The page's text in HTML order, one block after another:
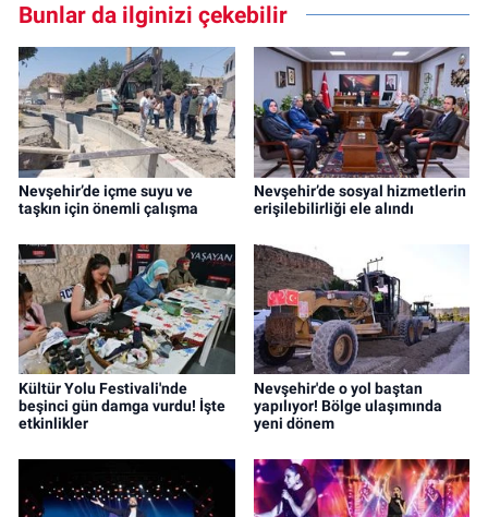
Bunlar da ilginizi çekebilir
Nevşehir’de içme suyu ve
taşkın için önemli çalışma
Nevşehir’de sosyal hizmetlerin
erişilebilirliği ele alındı
Kültür Yolu Festivali'nde
beşinci gün damga vurdu! İşte
etkinlikler
Nevşehir'de o yol baştan
yapılıyor! Bölge ulaşımında
yeni dönem